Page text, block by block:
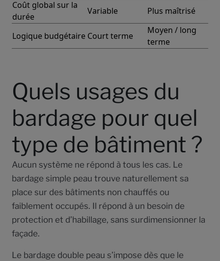
Coût global sur la
durée
Variable Plus maîtrisé
Logique budgétaire Court terme
Moyen / long
terme
Quels usages du
bardage pour quel
type de bâtiment ?
Aucun système ne répond à tous les cas. Le
bardage simple peau trouve naturellement sa
place sur des bâtiments non chauffés ou
faiblement occupés. Il répond à un besoin de
protection et d’habillage, sans surdimensionner la
façade.
Le bardage double peau s’impose dès que le